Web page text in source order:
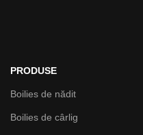
PRODUSE
Boilies de nădit
Boilies de cârlig